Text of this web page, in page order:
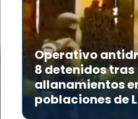
Operativo
8 detenidos tras
allanamientos
poblaciones de